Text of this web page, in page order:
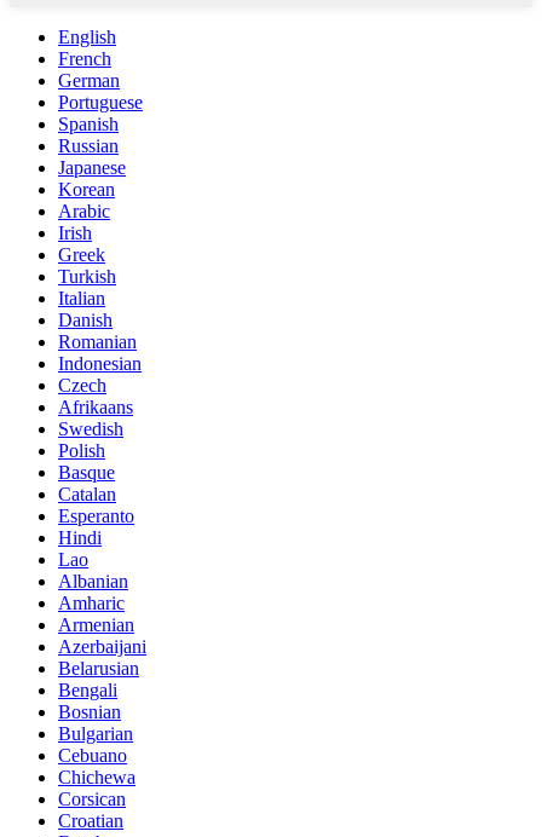
English
French
German
Portuguese
Spanish
Russian
Japanese
Korean
Arabic
Irish
Greek
Turkish
Italian
Danish
Romanian
Indonesian
Czech
Afrikaans
Swedish
Polish
Basque
Catalan
Esperanto
Hindi
Lao
Albanian
Amharic
Armenian
Azerbaijani
Belarusian
Bengali
Bosnian
Bulgarian
Cebuano
Chichewa
Corsican
Croatian